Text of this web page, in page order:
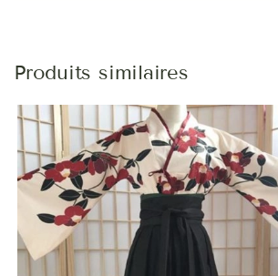
Produits similaires